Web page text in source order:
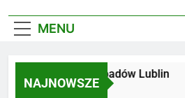
MENU
NAJNOWSZE
Utylizacja odpadów Lublin
2 Miesiące Ago